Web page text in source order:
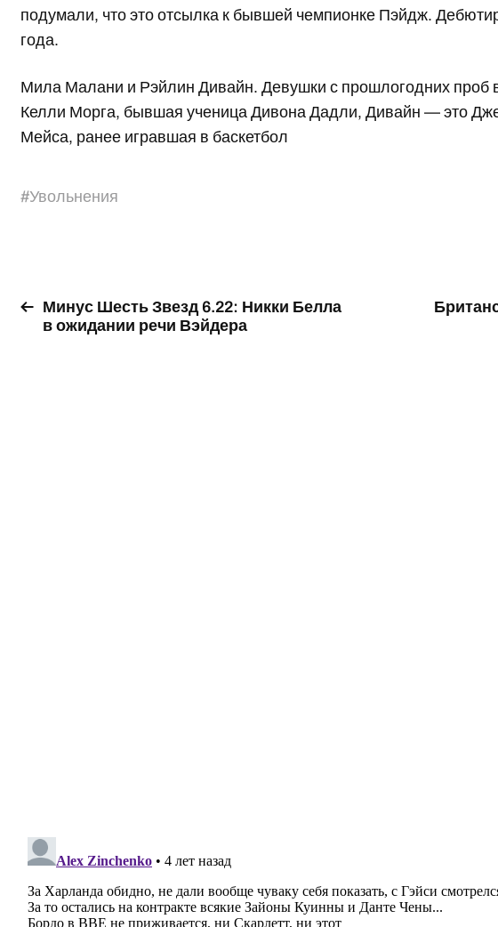
подумали, что это отсылка к бывшей чемпионке Пэйдж.
года.
Мила Малани и Рэйлин Дивайн. Девушки с прошлогодних проб
Келли Морга, бывшая ученица Дивона Дадли, Дивайн — это
Мейса, ранее игравшая в баскетбол
#Увольнения
Минус Шесть Звезд 6.22: Никки Белла
в ожидании речи Вэйдера